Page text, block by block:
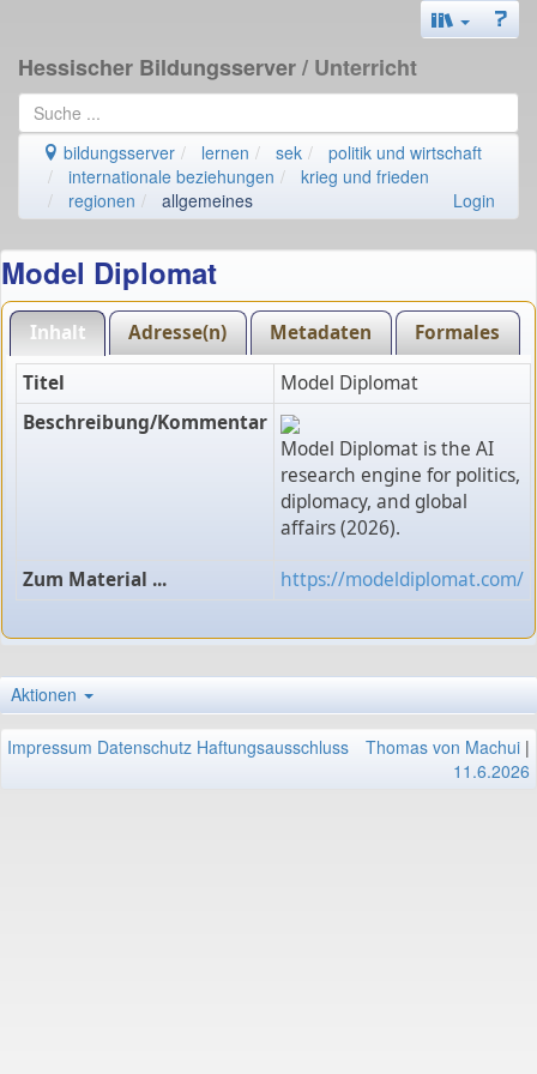
Hessischer Bildungsserver/ Unterricht
bildungsserver lernen sek
politik und wirtschaft
internationale beziehungen
krieg und frieden
regionen
allgemeines Login
Model Diplomat
Inhalt Adresse(n) Metadaten Formales
Titel
Model Diplomat
Beschreibung/Kommentar
Model Diplomat is the AI
research engine for politics,
diplomacy, and global
affairs (2026).
Zum Material ... https://modeldiplomat.com/
Aktionen
Impressum Datenschutz Haftungsausschluss Thomas von Machui |
11.6.2026